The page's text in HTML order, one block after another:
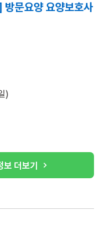
문요양 요양보호사
)
보 더보기